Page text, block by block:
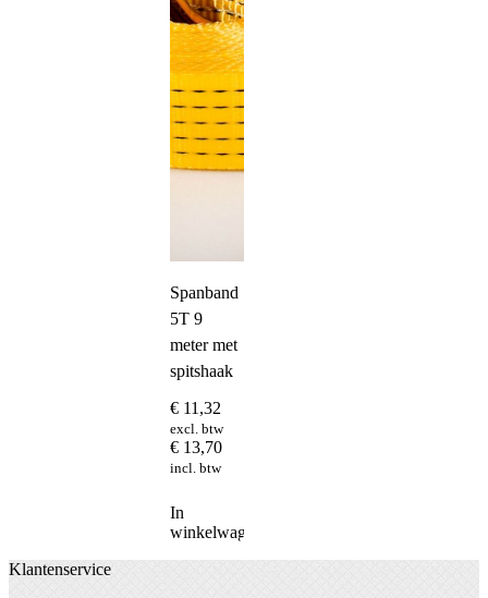
Spanband
5T 9
meter met
spitshaak
€ 11,32
excl. btw
€ 13,70
incl. btw
In
winkelwagen
Klantenservice